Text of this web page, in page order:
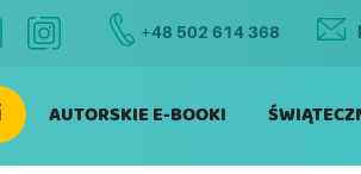
+48 502 614 368
AUTORSKIE E-BOOKI